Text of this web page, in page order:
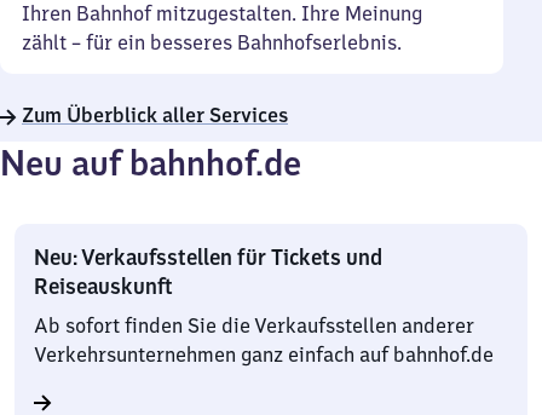
Ihren Bahnhof mitzugestalten. Ihre Meinung
zählt – für ein besseres Bahnhofserlebnis.
Zum Überblick aller Services
Neu auf bahnhof.de
Neu: Verkaufsstellen für Tickets und
Reiseauskunft
Ab sofort finden Sie die Verkaufsstellen anderer
Verkehrsunternehmen ganz einfach auf bahnhof.de